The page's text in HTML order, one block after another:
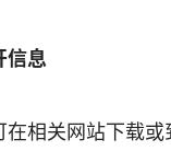
信息
相关网站下载或